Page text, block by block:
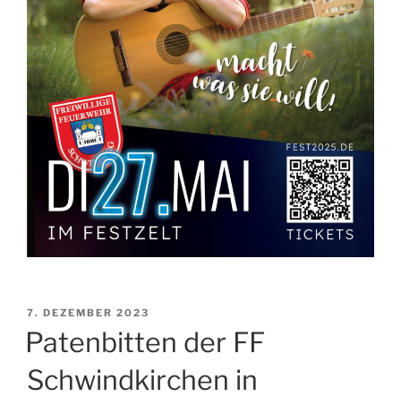
VERÖFFENTLICHT
7. DEZEMBER 2023
Patenbitten der FF
Schwindkirchen in